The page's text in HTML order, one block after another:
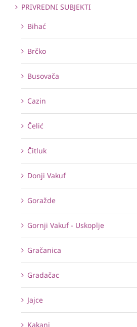
PRIVREDNI SUBJEKTI
Bihać
Brčko
Busovača
Cazin
Čelić
Čitluk
Donji Vakuf
Goražde
Gornji Vakuf - Uskoplje
Gračanica
Gradačac
Jajce
Kakanj